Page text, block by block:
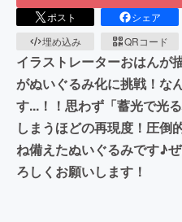
ポスト シェア
埋め込み
QRコード
イラストレーターおはんが
がぬいぐるみ化に挑戦！な
す...！！思わず「蓄光で光
しまうほどの再現度！圧倒
ね備えたぬいぐるみです♪
ろしくお願いします！